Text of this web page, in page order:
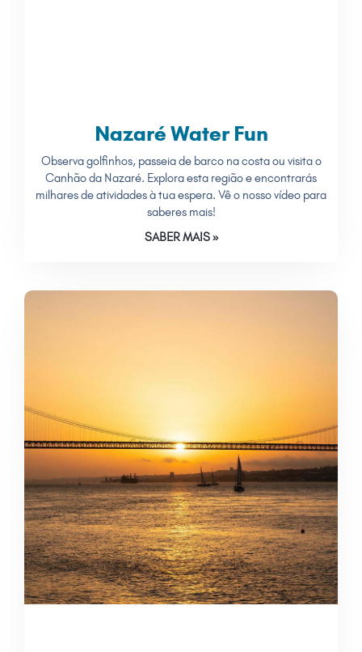
Nazaré Water Fun
Observa golfinhos, passeia de barco na costa ou visita o
Canhão da Nazaré. Explora esta região e encontrarás
milhares de atividades à tua espera. Vê o nosso vídeo para
saberes mais!
SABER MAIS »